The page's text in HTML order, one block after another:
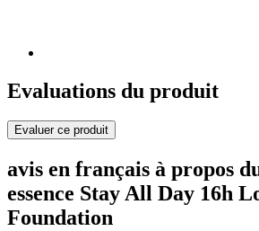
Evaluations du produit
Evaluer ce produit
avis en français à propos
essence Stay All Day 16h
Foundation